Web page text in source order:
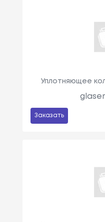
Уплотняющее
glaser
Заказать